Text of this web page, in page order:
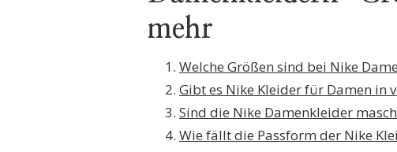
mehr
Welche Größen sind bei Nike
Gibt es Nike Kleider für Damen in
Sind die Nike Damenkleider
Wie fällt die Passform der Nike